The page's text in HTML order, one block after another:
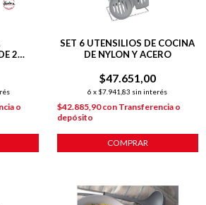
2
o
SET 6 UTENSILIOS DE COCINA
DE NYLON Y ACERO
$47.651,00
6 x $7.941,83 sin interés
$42.885,90con Transferencia o
depósito
COMPRAR